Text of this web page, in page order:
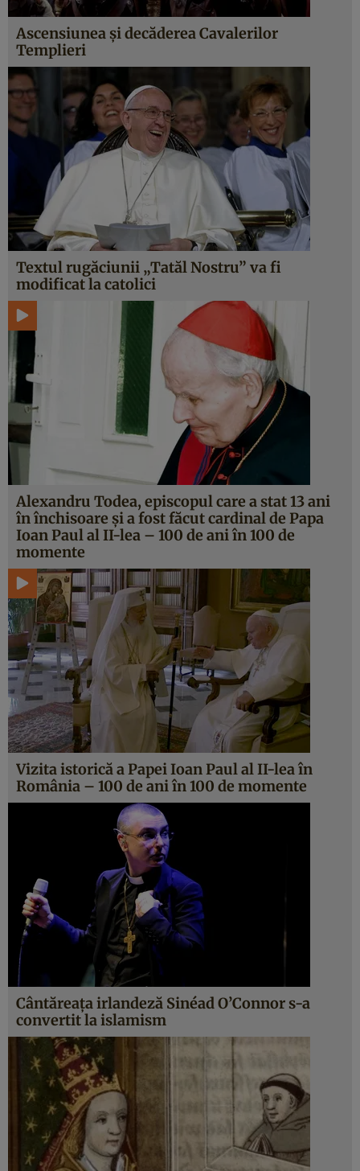
Ascensiunea şi decăderea Cavalerilor
Templieri
Textul rugăciunii „Tatăl Nostru” va fi
modificat la catolici
Alexandru Todea, episcopul care a stat 13 ani
în închisoare şi a fost făcut cardinal de Papa
Ioan Paul al II-lea – 100 de ani în 100 de
momente
Vizita istorică a Papei Ioan Paul al II-lea în
România – 100 de ani în 100 de momente
Cântăreaţa irlandeză Sinéad O’Connor s-a
convertit la islamism